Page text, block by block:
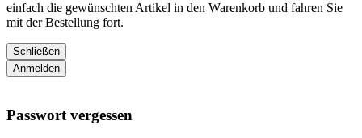
einfach die gewünschten Artikel in den Warenkorb und fahren Sie
mit der Bestellung fort.
Schließen
Anmelden
Passwort vergessen